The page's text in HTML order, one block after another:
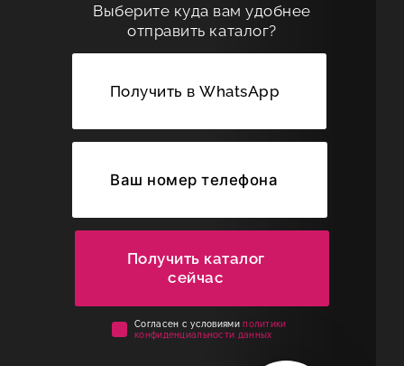
Выберите куда вам удобнее
отправить каталог?
Получить в WhatsApp
Получить каталог
сейчас
Cогласен с условиямиполитики
конфиденциальности данных